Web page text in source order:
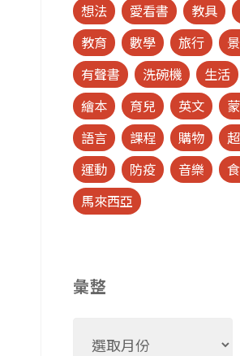
想法
愛看書 教具
教育
數學 旅行
有聲書
洗碗機 生活
繪本
育兒 英文
語言
課程 購物
運動
防疫 音樂
馬來西亞
彙整